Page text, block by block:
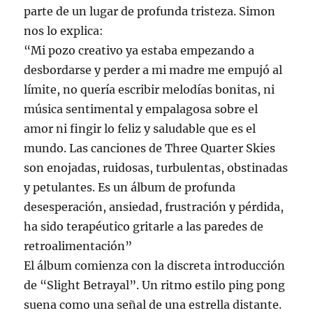
parte de un lugar de profunda tristeza. Simon
nos lo explica:
“Mi pozo creativo ya estaba empezando a
desbordarse y perder a mi madre me empujó al
límite, no quería escribir melodías bonitas, ni
música sentimental y empalagosa sobre el
amor ni fingir lo feliz y saludable que es el
mundo. Las canciones de Three Quarter Skies
son enojadas, ruidosas, turbulentas, obstinadas
y petulantes. Es un álbum de profunda
desesperación, ansiedad, frustración y pérdida,
ha sido terapéutico gritarle a las paredes de
retroalimentación”
El álbum comienza con la discreta introducción
de “Slight Betrayal”. Un ritmo estilo ping pong
suena como una señal de una estrella distante.